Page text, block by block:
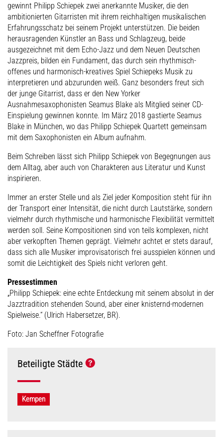
gewinnt Philipp Schiepek zwei anerkannte Musiker, die den
ambitionierten Gitarristen mit ihrem reichhaltigen musikalischen
Erfahrungsschatz bei seinem Projekt unterstützen. Die beiden
herausragenden Künstler an Bass und Schlagzeug, beide
ausgezeichnet mit dem Echo-Jazz und dem Neuen Deutschen
Jazzpreis, bilden ein Fundament, das durch sein rhythmisch-
offenes und harmonisch-kreatives Spiel Schiepeks Musik zu
interpretieren und abzurunden weiß. Ganz besonders freut sich
der junge Gitarrist, dass er den New Yorker
Ausnahmesaxophonisten Seamus Blake als Mitglied seiner CD-
Einspielung gewinnen konnte. Im März 2018 gastierte Seamus
Blake in München, wo das Philipp Schiepek Quartett gemeinsam
mit dem Saxophonisten ein Album aufnahm.
Beim Schreiben lässt sich Philipp Schiepek von Begegnungen aus
dem Alltag, aber auch von Charakteren aus Literatur und Kunst
inspirieren.
Immer an erster Stelle und als Ziel jeder Komposition steht für ihn
der Transport einer Intensität, die nicht durch Lautstärke, sondern
vielmehr durch rhythmische und harmonische Flexibilität vermittelt
werden soll. Seine Kompositionen sind von teils komplexen, nicht
aber verkopften Themen geprägt. Vielmehr achtet er stets darauf,
dass sich alle Musiker improvisatorisch frei ausspielen können und
somit die Leichtigkeit des Spiels nicht verloren geht.
Pressestimmen
„Philipp Schiepek: eine echte Entdeckung mit seinem absolut in der
Jazztradition stehenden Sound, aber einer knisternd-modernen
Spielweise.“ (Ulrich Habersetzer, BR).
Foto: Jan Scheffner Fotografie
Beteiligte Städte
Kempen